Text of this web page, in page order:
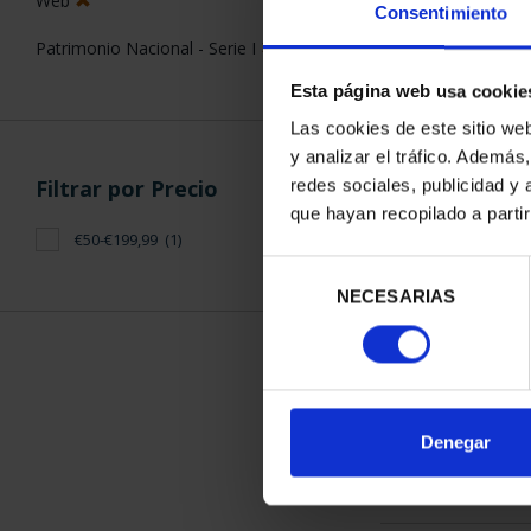
Consentimiento
Esta página web usa
Las cookies de este sitio
y analizar el tráfico.
redes sociales, publicidad y
que hayan recopilado a
consentimiento
NECESARIAS
Denegar
Patrimonio Nacional - Serie I
Filtrar por Precio
€50-€199,99 (1)
EL
ORDENAR POR: